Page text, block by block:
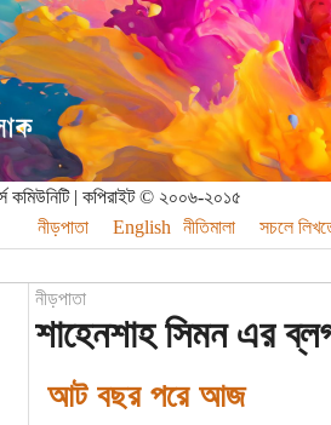
কমিউনিটি | কপিরাইট © ২০০৬-২০১৫
নীড়পাতা
English নীতিমালা সচলে
নীড়পাতা
শাহেনশাহ সিমন এর
আট বছর পরে আজ